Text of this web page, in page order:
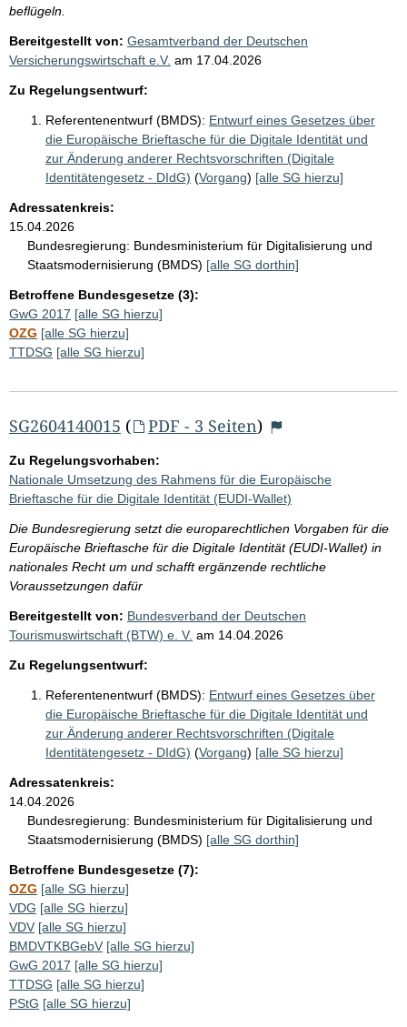
beflügeln.
Bereitgestellt von: Gesamtverband der Deutschen
Versicherungswirtschaft e.V. am 17.04.2026
Zu Regelungsentwurf:
Referentenentwurf (BMDS): Entwurf eines Gesetzes über
die Europäische Brieftasche für die Digitale Identität und
zur Änderung anderer Rechtsvorschriften (Digitale
Identitätengesetz - DIdG) (Vorgang) [alle SG hierzu]
Adressatenkreis:
15.04.2026
Bundesregierung: Bundesministerium für Digitalisierung und
Staatsmodernisierung (BMDS) [alle SG dorthin]
Betroffene Bundesgesetze (3):
GwG 2017 [alle SG hierzu]
OZG [alle SG hierzu]
TTDSG [alle SG hierzu]
SG2604140015 ( PDF - 3 Seiten)
Zu Regelungsvorhaben:
Nationale Umsetzung des Rahmens für die Europäische
Brieftasche für die Digitale Identität (EUDI-Wallet)
Die Bundesregierung setzt die europarechtlichen Vorgaben für die
Europäische Brieftasche für die Digitale Identität (EUDI-Wallet) in
nationales Recht um und schafft ergänzende rechtliche
Voraussetzungen dafür
Bereitgestellt von: Bundesverband der Deutschen
Tourismuswirtschaft (BTW) e. V. am 14.04.2026
Zu Regelungsentwurf:
Referentenentwurf (BMDS): Entwurf eines Gesetzes über
die Europäische Brieftasche für die Digitale Identität und
zur Änderung anderer Rechtsvorschriften (Digitale
Identitätengesetz - DIdG) (Vorgang) [alle SG hierzu]
Adressatenkreis:
14.04.2026
Bundesregierung: Bundesministerium für Digitalisierung und
Staatsmodernisierung (BMDS) [alle SG dorthin]
Betroffene Bundesgesetze (7):
OZG [alle SG hierzu]
VDG [alle SG hierzu]
VDV [alle SG hierzu]
BMDVTKBGebV [alle SG hierzu]
GwG 2017 [alle SG hierzu]
TTDSG [alle SG hierzu]
PStG [alle SG hierzu]